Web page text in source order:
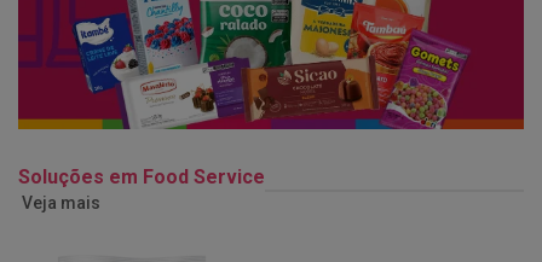
Soluções em Food Service
Veja mais